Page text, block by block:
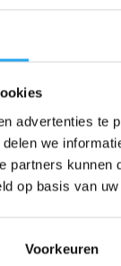
advertenties te
we
partners
op basis van
Voorkeuren
Groen- 100 mm
incl. BTW
excl. BTW
Toevoegen aan
winkelwagen